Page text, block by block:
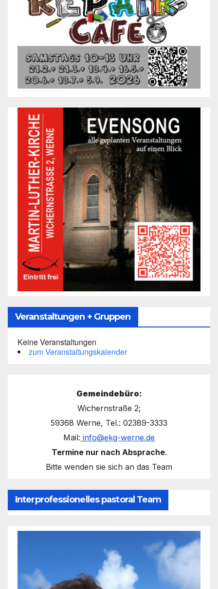
Veranstaltungen + Gruppen
Keine Veranstaltungen
zum Veranstaltungskalender
Gemeindebüro:
Wichernstraße 2;
59368 Werne, Tel.: 02389-3333
Mail: info@ekg-werne.de
Termine nur nach Absprache.
Bitte wenden sie sich an das Team
Interprofessionelles pastoral Team